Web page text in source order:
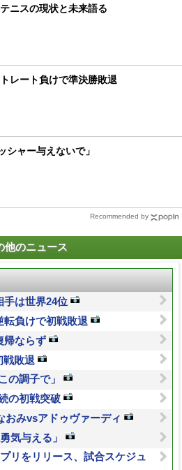
ニスの現状と未来語る
レート負けで準決勝敗退
シャー与えないで」
Recommended by
他のニュース
手は世界24位
転負けで初戦敗退
帰ならず
戦敗退
の調子で」
の初戦突破
おみvsアドゥヴァーディ
気与える」
リをリリース、試合スケジュ